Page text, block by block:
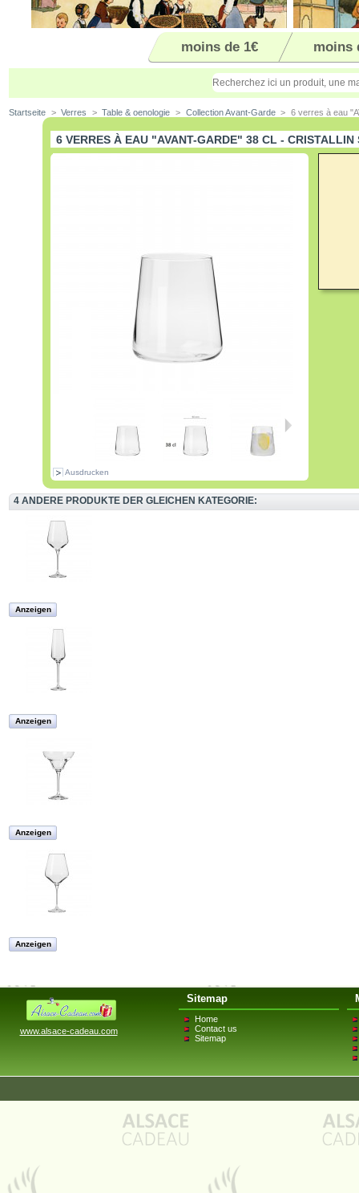
moins de 1€ moins
Startseite > Verres > Table & oenologie > Collection Avant-Garde > 6 verres à eau
6 VERRES À EAU "AVANT-GARDE" 38 CL - CRISTALLIN
Ausdrucken
4 ANDERE PRODUKTE DER GLEICHEN KATEGORIE:
Anzeigen
Anzeigen
Anzeigen
Anzeigen
www.alsace-cadeau.com
Sitemap
Home
Contact us
Sitemap